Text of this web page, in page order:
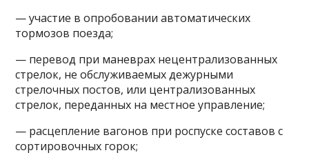
— участие в опробовании автоматических
тормозов поезда;
— перевод при маневрах нецентрализованных
стрелок, не обслуживаемых дежурными
стрелочных постов, или централизованных
стрелок, переданных на местное управление;
— расцепление вагонов при роспуске составов с
сортировочных горок;